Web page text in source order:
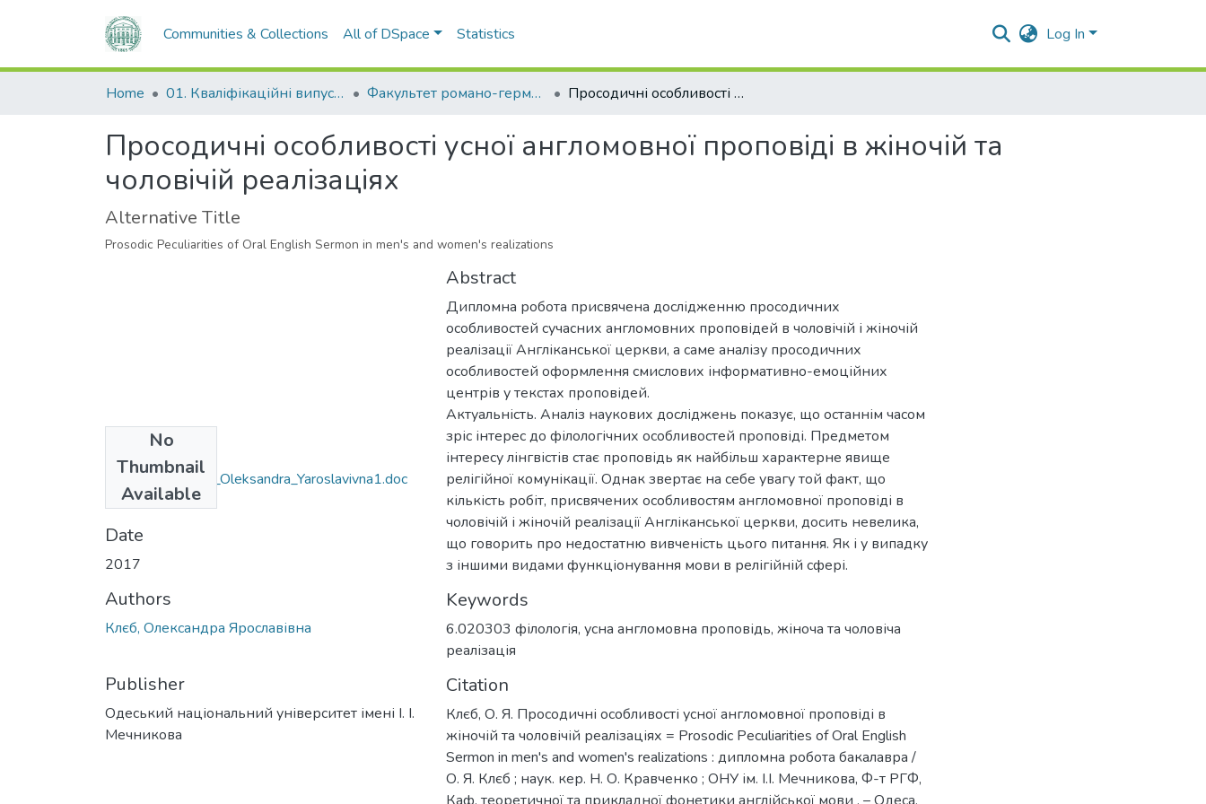
Communities & Collections All of DSpace Statistics Log In
Home 01. Кваліфікаційні випускні роботи здобувачів вищої освіти Факультет романо-германської філології Просодичні особливості усної англомовної проповіді в жіночій та чоловічій реалізаціях
Просодичні особливості усної англомовної проповіді в жіночій та
чоловічій реалізаціях
Alternative Title
Prosodic Peculiarities of Oral English Sermon in men's and women's realizations
No
Thumbnail
Available
6.020303_Klyeb_Oleksandra_Yaroslavivna1.doc
(97.5 KB)
Date
2017
Authors
Клєб, Олександра Ярославівна
Publisher
Одеський національний університет імені І. І.
Мечникова
Abstract
Дипломна робота присвячена дослідженню просодичних
особливостей сучасних англомовних проповідей в чоловічій і жіночій
реалізації Англіканської церкви, а саме аналізу просодичних
особливостей оформлення смислових інформативно-емоційних
центрів у текстах проповідей.
Актуальність. Аналіз наукових досліджень показує, що останнім часом
зріс інтерес до філологічних особливостей проповіді. Предметом
інтересу лінгвістів стає проповідь як найбільш характерне явище
релігійної комунікації. Однак звертає на себе увагу той факт, що
кількість робіт, присвячених особливостям англомовної проповіді в
чоловічій і жіночій реалізації Англіканської церкви, досить невелика,
що говорить про недостатню вивченість цього питання. Як і у випадку
з іншими видами функціонування мови в релігійній сфері.
Keywords
6.020303 філологія, усна англомовна проповідь, жіноча та чоловіча
реалізація
Citation
Клєб, О. Я. Просодичні особливості усної англомовної проповіді в
жіночій та чоловічій реалізаціях = Prosodic Peculiarities of Oral English
Sermon in men's and women's realizations : дипломна робота бакалавра /
О. Я. Клєб ; наук. кер. Н. О. Кравченко ; ОНУ ім. І.І. Мечникова, Ф-т РГФ,